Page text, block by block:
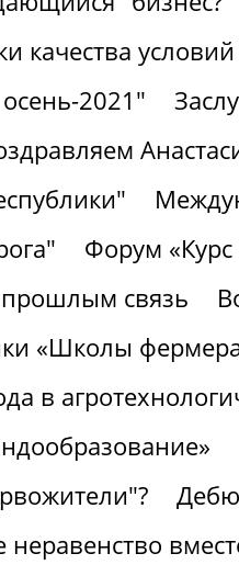
качества
2021"
Форум «Курс
прошлым связь
«Школы
в